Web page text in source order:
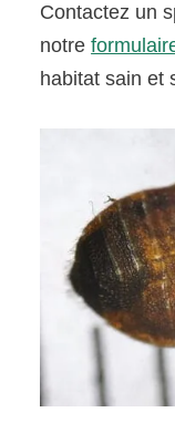
Contactez un
notre
habitat sain et